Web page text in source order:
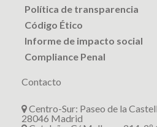
Política de transparencia
Código Ético
Informe de impacto social
Compliance Penal
Contacto
Centro-Sur: Paseo de la
28046 Madrid